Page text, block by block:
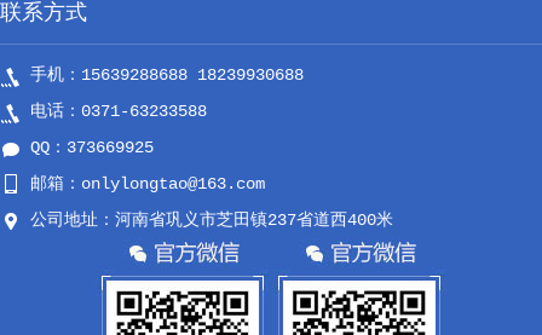
联系方式
手机：15639288688 18239930688
电话：0371-63233588
QQ：373669925
邮箱：onlylongtao@163.com
公司地址：河南省巩义市芝田镇237省道西400米